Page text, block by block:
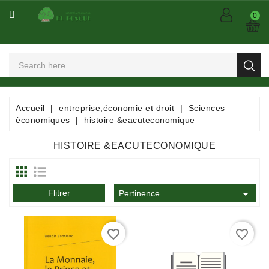
CATÉGORIE
Spectacles
Dessinées
Mangas
Consommables
Encyclopédies
0
Accueil entreprise,économie et droit
Sciences
èconomiques
histoire &eacuteconomique
HISTOIRE &EACUTECONOMIQUE
Flitrer Pertinence 
favorite_border favorite_border